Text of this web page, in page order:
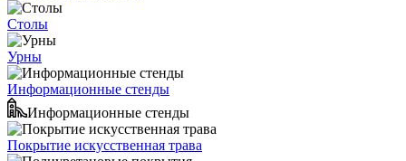
Столы
Урны
Информационные стенды
Информационные стенды
Покрытие искусственная трава